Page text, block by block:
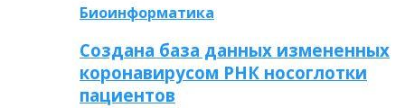
Биоинформатика
Создана база данных измененных
коронавирусом РНК носоглотки
пациентов